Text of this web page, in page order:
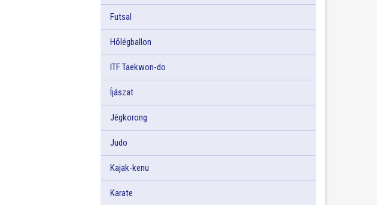
Futsal
Hőlégballon
ITF Taekwon-do
Íjászat
Jégkorong
Judo
Kajak-kenu
Karate